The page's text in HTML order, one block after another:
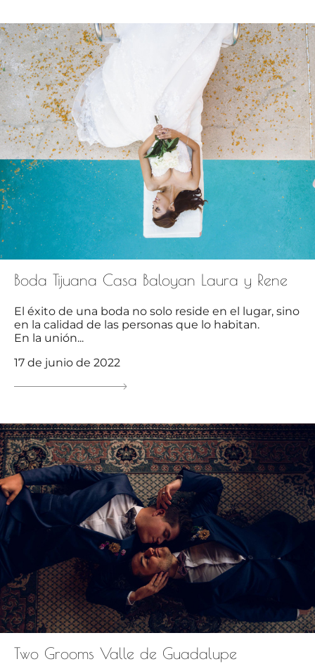
Boda Tijuana Casa Baloyan Laura y Rene
El éxito de una boda no solo reside en el lugar, sino
en la calidad de las personas que lo habitan.
En la unión...
17 de junio de 2022
Two Grooms Valle de Guadalupe